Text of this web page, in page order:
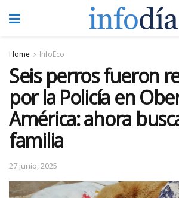
Home InfoEco
Seis perros fueron
por la Policía en
América: ahora
familia
27 junio, 2025